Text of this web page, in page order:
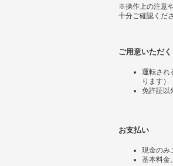
※操作上の注意
十分ご確認くださ
ご用意いただ
運転され
ります）
免許証以
お支払い
現金のみ
基本料金